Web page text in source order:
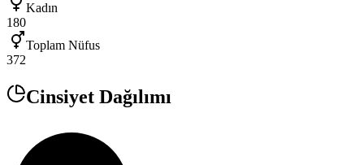
Kadın
180
Toplam Nüfus
372
Cinsiyet Dağılımı